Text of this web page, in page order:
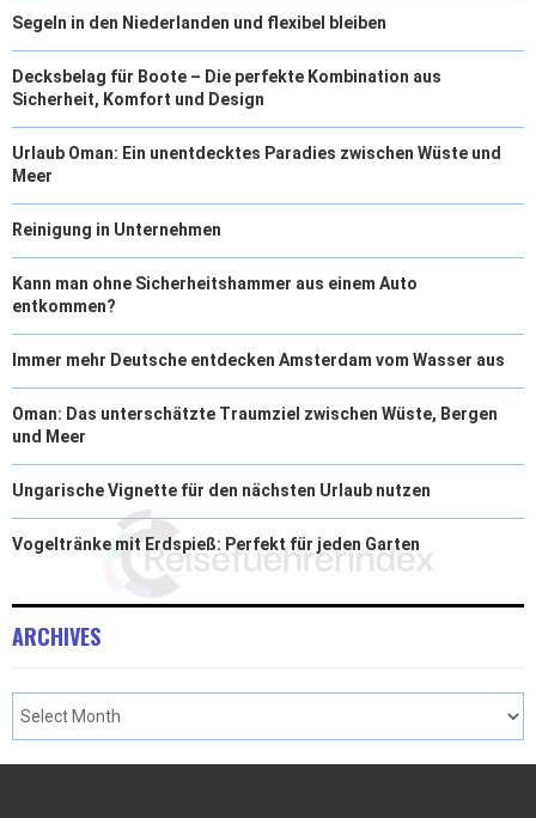
Segeln in den Niederlanden und flexibel bleiben
Decksbelag für Boote – Die perfekte Kombination aus
Sicherheit, Komfort und Design
Urlaub Oman: Ein unentdecktes Paradies zwischen Wüste und
Meer
Reinigung in Unternehmen
Kann man ohne Sicherheitshammer aus einem Auto
entkommen?
Immer mehr Deutsche entdecken Amsterdam vom Wasser aus
Oman: Das unterschätzte Traumziel zwischen Wüste, Bergen
und Meer
Ungarische Vignette für den nächsten Urlaub nutzen
Vogeltränke mit Erdspieß: Perfekt für jeden Garten
ARCHIVES